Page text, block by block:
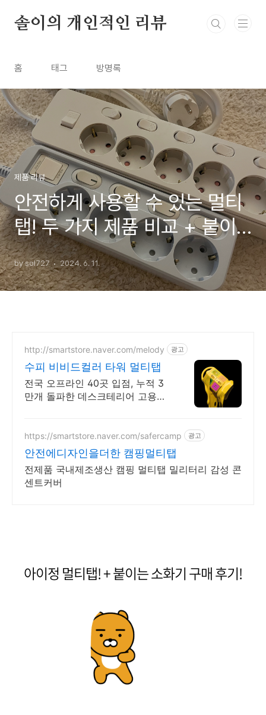
솔이의 개인적인 리뷰
홈 태그 방명록
제품 리뷰
안전하게 사용할 수 있는 멀티
탭! 두 가지 제품 비교 + 붙이
는 소화기 : 내돈내산 아이정
멀티탭
by sol727 2024. 6. 11.
http://smartstore.naver.com/melody 광고
수피 비비드컬러 타워 멀티탭
전국 오프라인 40곳 입점, 누적 3
만개 돌파한 데스크테리어 고용량
https://smartstore.naver.com/safercamp 광고
안전에디자인을더한 캠핑멀티탭
전제품 국내제조생산 캠핑 멀티탭 밀리터리 감성 콘
센트커버
아이정 멀티탭! + 붙이는 소화기 구매 후기!